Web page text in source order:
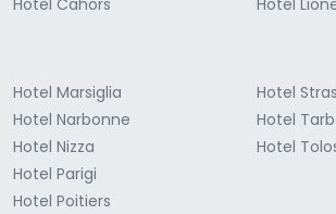
Hotel Cahors
Hotel
Hotel Marsiglia
Hotel Narbonne
Hotel Nizza
Hotel Parigi
Hotel Poitiers
Hotel
Hotel
Hotel